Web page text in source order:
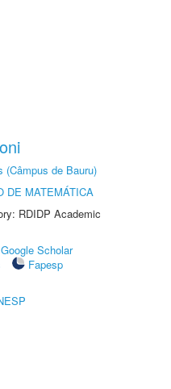
(Câmpus de Bauru)
DE MATEMÁTICA
RDIDP Academic
Google Scholar
Fapesp